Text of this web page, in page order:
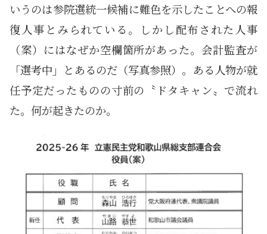
いうのは参院選統一候補に難色を示したことへの報
復人事とみられている。しかし配布された人事
（案）にはなぜか空欄箇所があった。会計監査が
「選考中」とあるのだ（写真参照）。ある人物が就
任予定だったものの寸前の〝ドタキャン〟で流れ
た。何が起きたのか。